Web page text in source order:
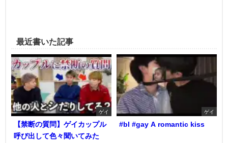
最近書いた記事
ゲイ
【禁断の質問】ゲイカップル
呼び出して色々聞いてみた
ゲイ
#bl #gay A romantic kiss